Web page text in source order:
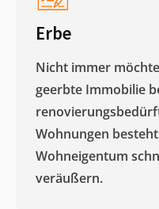
Erbe
Nicht immer
geerbte Immobilie
Wohnungen
Wohneigentum
veräußern. ​